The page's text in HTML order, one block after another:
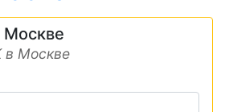
Москве
в Москве